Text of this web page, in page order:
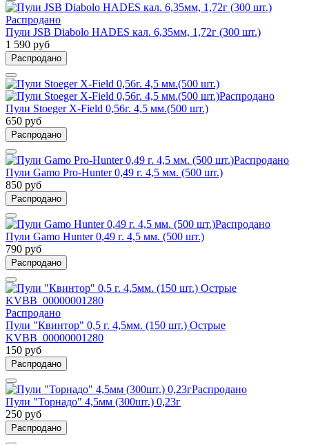
Распродано
Пули JSB Diabolo HADES кал. 6,35мм, 1,72г (300 шт.)
1 590 руб
Распродано
Распродано
Пули Stoeger X-Field 0,56г. 4,5 мм.(500 шт.)
650 руб
Распродано
Распродано
Пули Gamo Pro-Hunter 0,49 г. 4,5 мм. (500 шт.)
850 руб
Распродано
Распродано
Пули Gamo Hunter 0,49 г. 4,5 мм. (500 шт.)
790 руб
Распродано
Распродано
Пули "Квинтор" 0,5 г. 4,5мм. (150 шт.) Острые
KVBB_00000001280
150 руб
Распродано
Распродано
Пули "Торнадо" 4,5мм (300шт.) 0,23г
250 руб
Распродано